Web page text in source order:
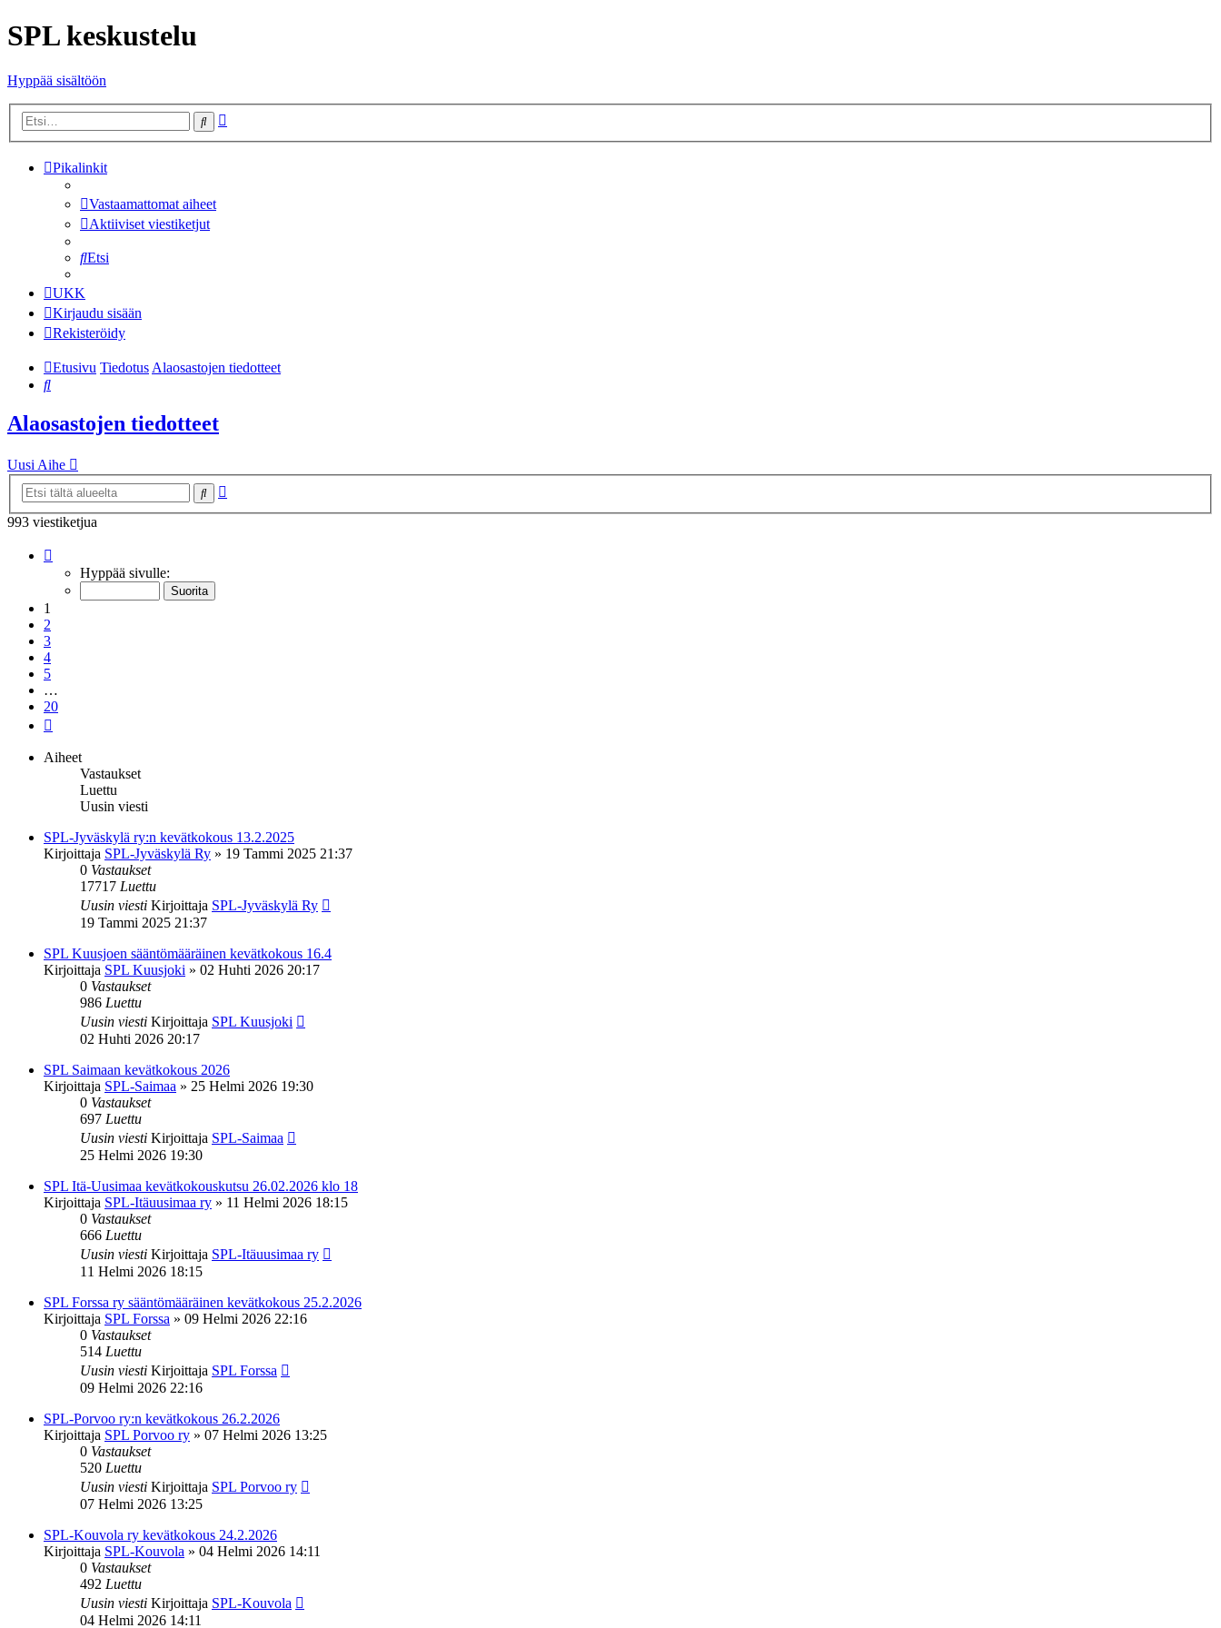
SPL keskustelu
Hyppää sisältöön
Etsi
Pikalinkit
Vastaamattomat aiheet
Aktiiviset viestiketjut
Etsi
UKK
Kirjaudu sisään
Rekisteröidy
Etusivu TiedotusAlaosastojen tiedotteet
Etsi
Alaosastojen tiedotteet
Uusi Aihe
Etsi
993 viestiketjua
20 Hyppää sivulle:
1
2
3
4
5
…
20
Aiheet
Vastaukset
Luettu
Uusin viesti
SPL-Jyväskylä ry:n kevätkokous 13.2.2025
Kirjoittaja SPL-Jyväskylä Ry » 19 Tammi 2025 21:37
0 Vastaukset
17717 Luettu
Uusin viesti Kirjoittaja SPL-Jyväskylä Ry
19 Tammi 2025 21:37
SPL Kuusjoen sääntömääräinen kevätkokous 16.4
Kirjoittaja SPL Kuusjoki » 02 Huhti 2026 20:17
0 Vastaukset
986 Luettu
Uusin viesti Kirjoittaja SPL Kuusjoki
02 Huhti 2026 20:17
SPL Saimaan kevätkokous 2026
Kirjoittaja SPL-Saimaa » 25 Helmi 2026 19:30
0 Vastaukset
697 Luettu
Uusin viesti Kirjoittaja SPL-Saimaa
25 Helmi 2026 19:30
SPL Itä-Uusimaa kevätkokouskutsu 26.02.2026 klo 18
Kirjoittaja SPL-Itäuusimaa ry » 11 Helmi 2026 18:15
0 Vastaukset
666 Luettu
Uusin viesti Kirjoittaja SPL-Itäuusimaa ry
11 Helmi 2026 18:15
SPL Forssa ry sääntömääräinen kevätkokous 25.2.2026
Kirjoittaja SPL Forssa » 09 Helmi 2026 22:16
0 Vastaukset
514 Luettu
Uusin viesti Kirjoittaja SPL Forssa
09 Helmi 2026 22:16
SPL-Porvoo ry:n kevätkokous 26.2.2026
Kirjoittaja SPL Porvoo ry » 07 Helmi 2026 13:25
0 Vastaukset
520 Luettu
Uusin viesti Kirjoittaja SPL Porvoo ry
07 Helmi 2026 13:25
SPL-Kouvola ry kevätkokous 24.2.2026
Kirjoittaja SPL-Kouvola » 04 Helmi 2026 14:11
0 Vastaukset
492 Luettu
Uusin viesti Kirjoittaja SPL-Kouvola
04 Helmi 2026 14:11